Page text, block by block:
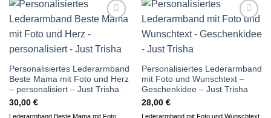
Wunschliste
Personalisiertes Lederarmband
Beste Mama mit Foto und Herz
– personalisiert – Just Trisha
30,00 €
Lederarmband Beste Mama mit Foto.
Wunschliste
Personalisiertes Lederarmband
mit Foto und Wunschtext –
Geschenkidee – Just Trisha
28,00 €
Lederarmband mit Foto und Wunschtext